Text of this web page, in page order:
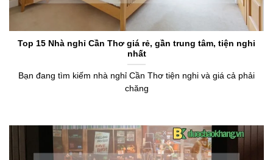
Top 15 Nhà nghỉ Cần Thơ giá rẻ, gần trung tâm, tiện nghi
nhất
Bạn đang tìm kiếm nhà nghỉ Cần Thơ tiện nghi và giá cả phải
chăng